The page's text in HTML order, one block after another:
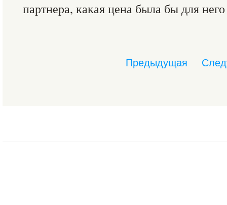
партнера, какая цена была бы для
Предыдущая